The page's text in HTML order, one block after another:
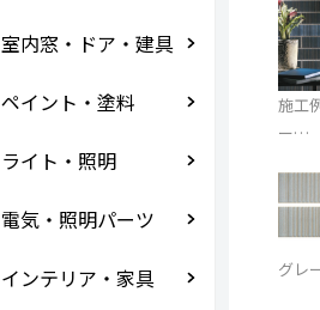
施工
ー…
グレ
室内窓・ドア・建具
ペイント・塗料
ライト・照明
電気・照明パーツ
インテリア・家具